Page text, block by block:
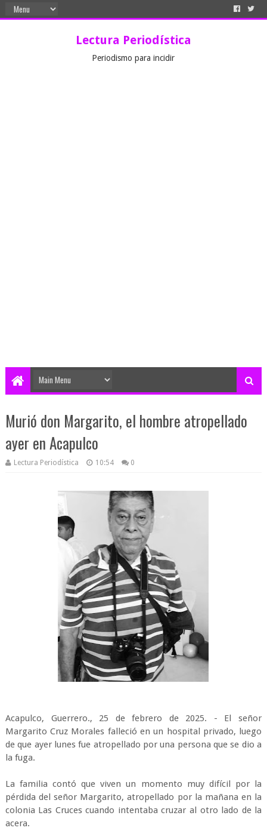
Lectura Periodística
Periodismo para incidir
Murió don Margarito, el hombre atropellado
ayer en Acapulco
Lectura Periodística 10:54 0
Acapulco, Guerrero., 25 de febrero de 2025. - El señor
Margarito Cruz Morales falleció en un hospital privado, luego
de que ayer lunes fue atropellado por una persona que se dio a
la fuga.
La familia contó que viven un momento muy difícil por la
pérdida del señor Margarito, atropellado por la mañana en la
colonia Las Cruces cuando intentaba cruzar al otro lado de la
acera.